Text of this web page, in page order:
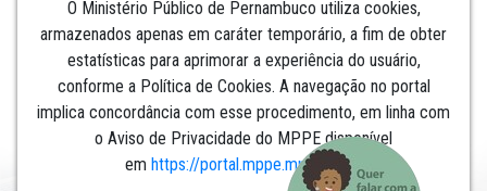
O Ministério Público de Pernambuco utiliza cookies,
armazenados apenas em caráter temporário, a fim de obter
estatísticas para aprimorar a experiência do usuário,
conforme a Política de Cookies. A navegação no portal
implica concordância com esse procedimento, em linha com
o Aviso de Privacidade do MPPE disponível
em https://portal.mppe.mp.br/lgpd.​​​​​​​
Institucional
Comunicação